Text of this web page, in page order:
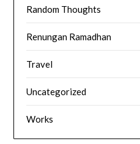
Random Thoughts
Renungan Ramadhan
Travel
Uncategorized
Works